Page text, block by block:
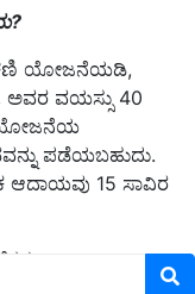
ಯೋಜನೆಯಡಿ,
ವಯಸ್ಸು 40
ಯೋಜನೆಯ
ಪಡೆಯಬಹುದು.
ಆದಾಯವು 15 ಸಾವಿರ